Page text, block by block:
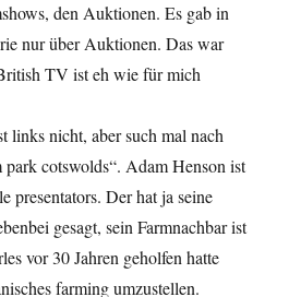
den Auktionen. Es gab in
nur über Auktionen. Das war
TV ist eh wie für mich
links nicht, aber such mal nach
park cotswolds“. Adam Henson ist
presentators. Der hat ja seine
gesagt, sein Farmnachbar ist
vor 30 Jahren geholfen hatte
farming umzustellen.